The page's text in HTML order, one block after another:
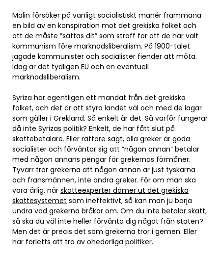
Malin försöker på vanligt socialistiskt manér frammana
en bild av en konspiration mot det grekiska folket och
att de måste ”sättas dit” som straff för att de har valt
kommunism före marknadsliberalism. På 1900-talet
jagade kommunister och socialister fiender att möta.
Idag är det tydligen EU och en eventuell
marknadsliberalism.
Syriza har egentligen ett mandat från det grekiska
folket, och det är att styra landet väl och med de lagar
som gäller i Grekland. Så enkelt är det. Så varför fungerar
då inte Syrizas politik? Enkelt, de har fått slut på
skattebetalare. Eller rättare sagt, alla greker är goda
socialister och förväntar sig att ”någon annan” betalar
med någon annans pengar för grekernas förmåner.
Tyvärr tror grekerna att någon annan är just tyskarna
och fransmännen, inte andra greker. För om man ska
vara ärlig, när skatteexperter dömer ut det grekiska
skattesystemet som ineffektivt, så kan man ju börja
undra vad grekerna bråkar om. Om du inte betalar skatt,
så ska du väl inte heller förvänta dig något från staten?
Men det är precis det som grekerna tror i gemen. Eller
har förletts att tro av ohederliga politiker.